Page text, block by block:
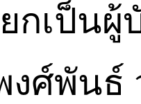
กเป็น
งศ์พันธ์